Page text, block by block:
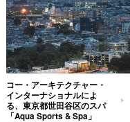
コー・アーキテクチャー・
インターナショナルによ
る、東京都世田谷区のスパ
「Aqua Sports & Spa」